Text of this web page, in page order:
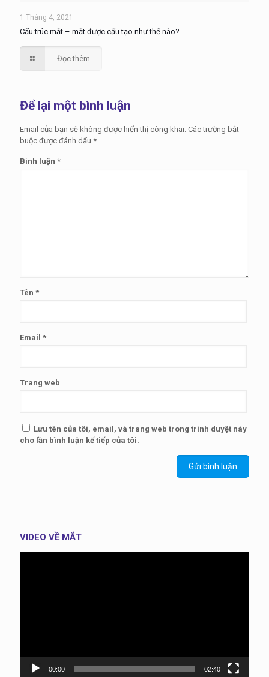
1 Tháng 4, 2021
Cấu trúc mắt – mắt được cấu tạo như thế nào?
Đọc thêm
Để lại một bình luận
Email của bạn sẽ không được hiển thị công khai. Các trường bắt
buộc được đánh dấu *
Bình luận *
Tên *
Email *
Trang web
Lưu tên của tôi, email, và trang web trong trình duyệt này
cho lần bình luận kế tiếp của tôi.
VIDEO VỀ MẮT
00:00 02:40